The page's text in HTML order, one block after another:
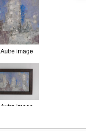
Autre image
Autre image